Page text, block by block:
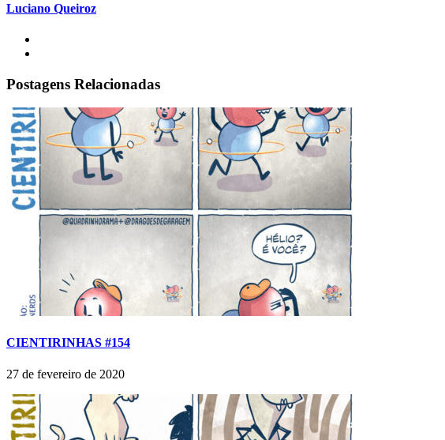
Luciano Queiroz
Postagens Relacionadas
CIENTIRINHAS #154
27 de fevereiro de 2020